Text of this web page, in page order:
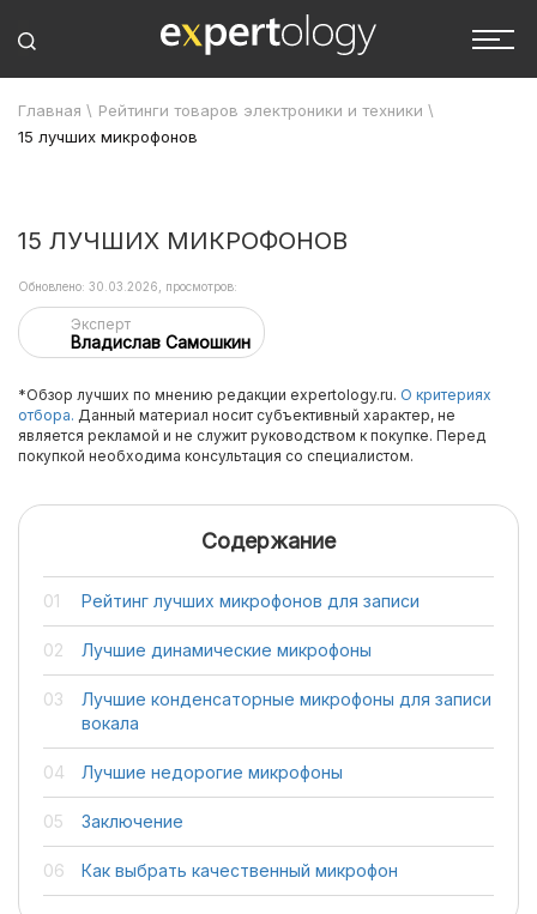
Главная \ Рейтинги товаров электроники и техники \
15 лучших микрофонов
15 ЛУЧШИХ МИКРОФОНОВ
Эксперт
Владислав Самошкин
Обновлено: 30.03.2026, просмотров:
*Обзор лучших по мнению редакции expertology.ru. О критериях
отбора. Данный материал носит субъективный характер, не
является рекламой и не служит руководством к покупке. Перед
покупкой необходима консультация со специалистом.
Содержание
Рейтинг лучших микрофонов для записи
Лучшие динамические микрофоны
Лучшие конденсаторные микрофоны для записи
вокала
Лучшие недорогие микрофоны
Заключение
Как выбрать качественный микрофон